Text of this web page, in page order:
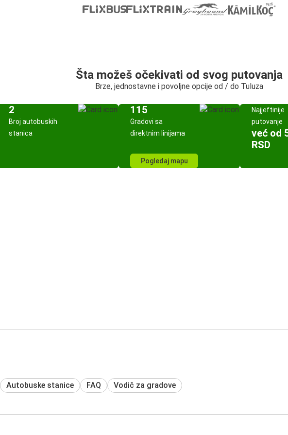
Šta možeš očekivati od svog putovanja
Brze, jednostavne i povoljne opcije od / do Tuluza
2
Broj autobuskih
stanica
115
Gradovi sa
direktnim linijama
Pogledaj mapu
Najjeftinije
putovanje
već od
RSD
Autobuske stanice FAQ Vodič za gradove